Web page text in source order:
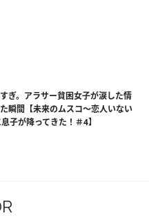
ぎ。アラサー貧困女子が涙した情
瞬間【未来のムスコ～恋人いない
子が降ってきた！＃4】